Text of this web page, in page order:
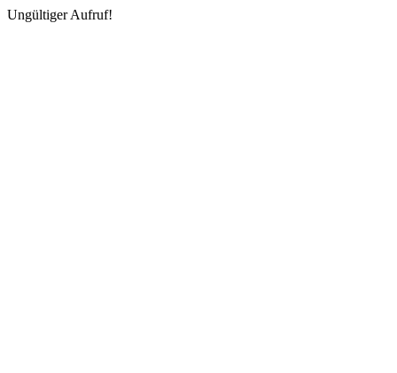
Ungültiger Aufruf!